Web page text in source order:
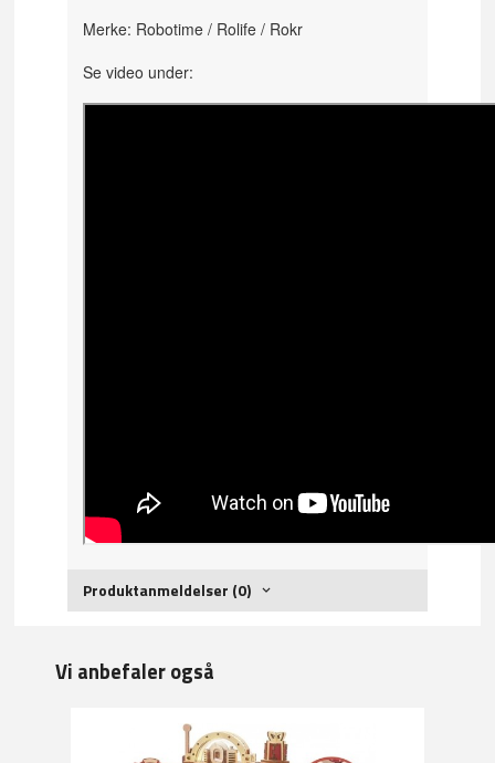
Merke: Robotime / Rolife / Rokr
Se video under:
Produktanmeldelser (0)
Vi anbefaler også